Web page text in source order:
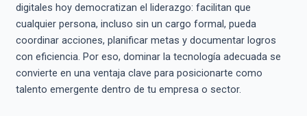
digitales hoy democratizan el liderazgo: facilitan que
cualquier persona, incluso sin un cargo formal, pueda
coordinar acciones, planificar metas y documentar logros
con eficiencia. Por eso, dominar la tecnología adecuada se
convierte en una ventaja clave para posicionarte como
talento emergente dentro de tu empresa o sector.